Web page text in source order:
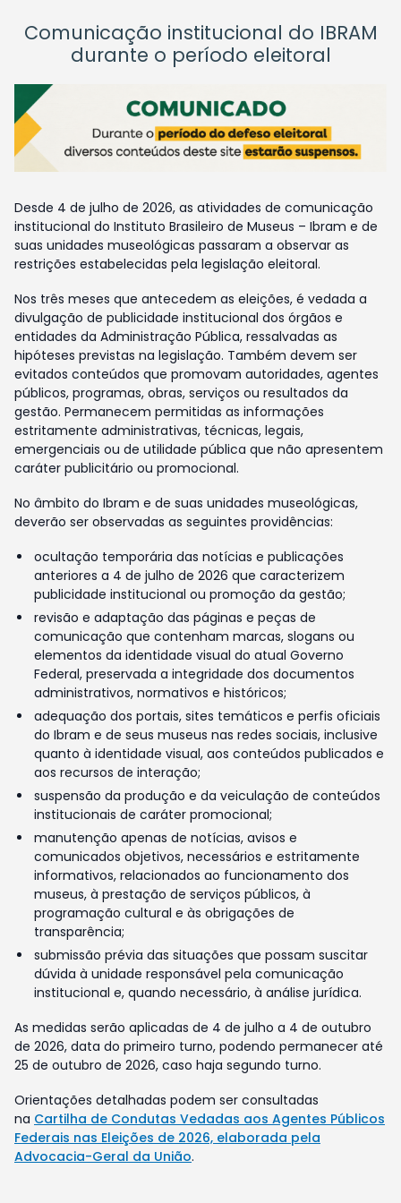
Comunicação institucional do IBRAM
durante o período eleitoral
Desde 4 de julho de 2026, as atividades de comunicação
institucional do Instituto Brasileiro de Museus – Ibram e de
suas unidades museológicas passaram a observar as
restrições estabelecidas pela legislação eleitoral.
Nos três meses que antecedem as eleições, é vedada a
divulgação de publicidade institucional dos órgãos e
entidades da Administração Pública, ressalvadas as
hipóteses previstas na legislação. Também devem ser
evitados conteúdos que promovam autoridades, agentes
públicos, programas, obras, serviços ou resultados da
gestão. Permanecem permitidas as informações
estritamente administrativas, técnicas, legais,
emergenciais ou de utilidade pública que não apresentem
caráter publicitário ou promocional.
No âmbito do Ibram e de suas unidades museológicas,
deverão ser observadas as seguintes providências:
ocultação temporária das notícias e publicações
anteriores a 4 de julho de 2026 que caracterizem
publicidade institucional ou promoção da gestão;
revisão e adaptação das páginas e peças de
comunicação que contenham marcas, slogans ou
elementos da identidade visual do atual Governo
Federal, preservada a integridade dos documentos
administrativos, normativos e históricos;
adequação dos portais, sites temáticos e perfis oficiais
do Ibram e de seus museus nas redes sociais, inclusive
quanto à identidade visual, aos conteúdos publicados e
aos recursos de interação;
suspensão da produção e da veiculação de conteúdos
institucionais de caráter promocional;
manutenção apenas de notícias, avisos e
comunicados objetivos, necessários e estritamente
informativos, relacionados ao funcionamento dos
museus, à prestação de serviços públicos, à
programação cultural e às obrigações de
transparência;
submissão prévia das situações que possam suscitar
dúvida à unidade responsável pela comunicação
institucional e, quando necessário, à análise jurídica.
As medidas serão aplicadas de 4 de julho a 4 de outubro
de 2026, data do primeiro turno, podendo permanecer até
25 de outubro de 2026, caso haja segundo turno.
Orientações detalhadas podem ser consultadas
na Cartilha de Condutas Vedadas aos Agentes Públicos
Federais nas Eleições de 2026, elaborada pela
Advocacia-Geral da União.